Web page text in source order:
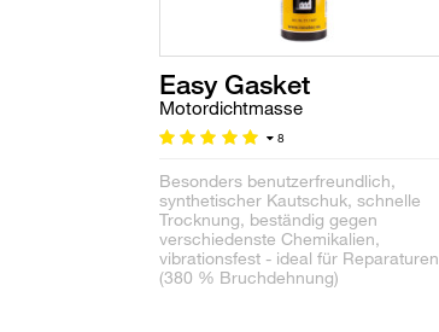
Easy Gasket
Motordichtmasse
8
Besonders benutzerfreundlich,
synthetischer Kautschuk, schnelle
Trocknung, beständig gegen
verschiedenste Chemikalien,
vibrationsfest - ideal für Reparaturen
(380 % Bruchdehnung)